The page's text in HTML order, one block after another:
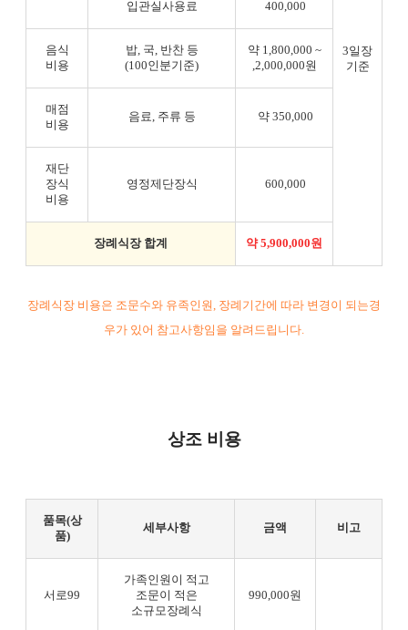
3일장
기준
입관실사용료 400,000
음식
비용
밥, 국, 반찬 등
(100인분기준)
약 1,800,000 ~
,2,000,000원
매점
비용
음료, 주류 등 약 350,000
재단
장식
비용
영정제단장식 600,000
장례식장 합계 약 5,900,000원
장례식장 비용은 조문수와 유족인원, 장례기간에 따라 변경이 되는경
우가 있어 참고사항임을 알려드립니다.
상조 비용
품목(상
품)
세부사항 금액 비고
서로99
가족인원이 적고
조문이 적은
소규모장례식
990,000원